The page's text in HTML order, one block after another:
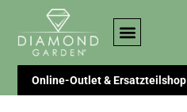
Online-Outlet & Ersatzteilshop